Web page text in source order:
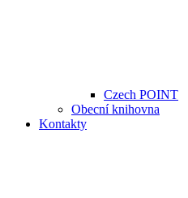
Czech POINT
Obecní knihovna
Kontakty